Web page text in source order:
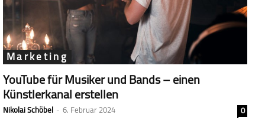
Marketing
YouTube für Musiker und Bands – einen
Künstlerkanal erstellen
Nikolai Schöbel - 6. Februar 2024
0